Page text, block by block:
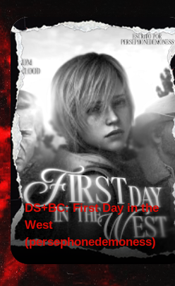
DS+BC: First Day in the
West
(persephonedemoness)